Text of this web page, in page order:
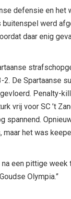
defensie en het
werd
daar enig
De Spartaanse
Penalty-
vrij voor SC ’t
spannend.
het was
een pittige
Olympia.”